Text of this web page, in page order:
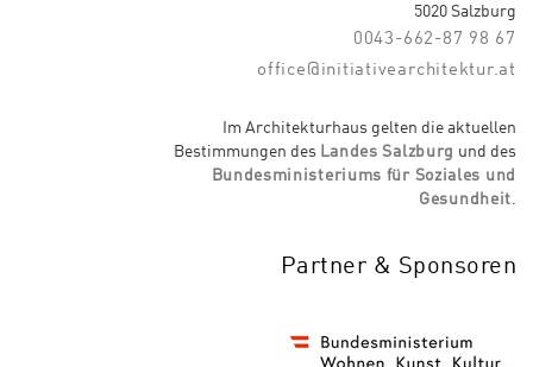
5020 Salzburg
0043-662-87 98 67
office@initiativearchitektur.at
Im Architekturhaus gelten die aktuellen
Bestimmungen des Landes Salzburg und des
Bundesministeriums für Soziales und
Gesundheit.
Partner & Sponsoren